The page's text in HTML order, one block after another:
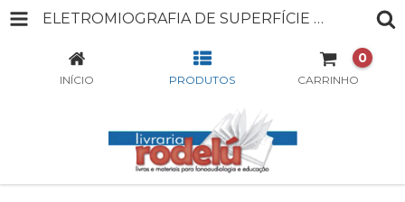
ELETROMIOGRAFIA DE SUPERFÍCIE NA TERAPIA MIOFUNCIONAL
INÍCIO PRODUTOS CARRINHO
0